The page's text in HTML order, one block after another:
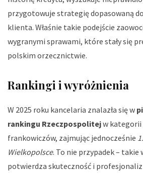
przygotowuje strategię dopasowaną
klienta. Właśnie takie podejście
wygranymi sprawami, które stały się
polskim orzecznictwie.
Rankingi i wyróżnienia
W 2025 roku kancelaria znalazła się w
rankingu Rzeczpospolitejw kategorii
frankowiczów, zajmując jednocześnie
Wielkopolsce. To nie przypadek – takie
potwierdza skuteczność i